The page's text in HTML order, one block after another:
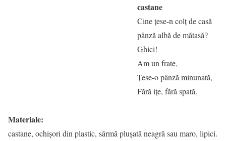
castane
Cine țese-n colț de casă
pânză albă de mătasă?
Ghici!
Am un frate,
Țese-o pânză minunată,
Fără ițe, fără spată.
Materiale:
castane, ochișori din plastic, sârmă plușată neagră sau maro, lipici.